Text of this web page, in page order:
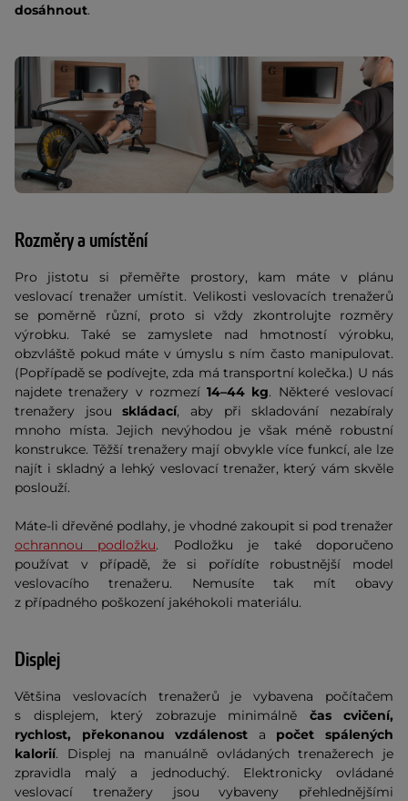
dosáhnout.
Rozměry a umístění
Pro jistotu si přeměřte prostory, kam máte v plánu
veslovací trenažer umístit. Velikosti veslovacích trenažerů
se poměrně různí, proto si vždy zkontrolujte rozměry
výrobku. Také se zamyslete nad hmotností výrobku,
obzvláště pokud máte v úmyslu s ním často manipulovat.
(Popřípadě se podívejte, zda má transportní kolečka.) U nás
najdete trenažery v rozmezí14–44 kg. Některé veslovací
trenažery jsouskládací, aby při skladování nezabíraly
mnoho místa. Jejich nevýhodou je však méně robustní
konstrukce. Těžší trenažery mají obvykle více funkcí, ale lze
najít i skladný a lehký veslovací trenažer, který vám skvěle
poslouží.
Máte-li dřevěné podlahy, je vhodné zakoupit si pod trenažer
ochrannou podložku. Podložku je také doporučeno
používat v případě, že si pořídíte robustnější model
veslovacího trenažeru. Nemusíte tak mít obavy
z případného poškození jakéhokoli materiálu.
Displej
Většina veslovacích trenažerů je vybavena počítačem
s displejem, který zobrazuje minimálně čas cvičení,
rychlost, překonanou vzdálenost a počet spálených
kalorií. Displej na manuálně ovládaných trenažerech je
zpravidla malý a jednoduchý. Elektronicky ovládané
veslovací trenažery jsou vybaveny přehlednějšími